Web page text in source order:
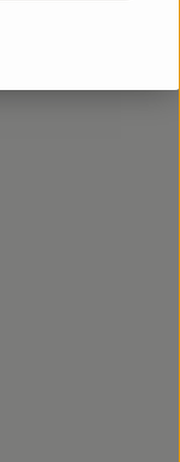
biolesker/
lieferservice/